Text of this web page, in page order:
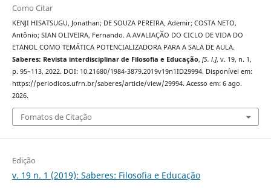
Como Citar
KENJI HISATSUGU, Jonathan; DE SOUZA PEREIRA, Ademir; COSTA NETO,
Antônio; SIAN OLIVEIRA, Fernando. A AVALIAÇÃO DO CICLO DE VIDA DO
ETANOL COMO TEMÁTICA POTENCIALIZADORA PARA A SALA DE AULA.
Saberes: Revista interdisciplinar de Filosofia e Educação, [S. l.], v. 19, n. 1,
p. 95–113, 2022. DOI: 10.21680/1984-3879.2019v19n1ID29994. Disponível em:
https://periodicos.ufrn.br/saberes/article/view/29994. Acesso em: 6 ago.
2026.
Fomatos de Citação
Edição
v. 19 n. 1 (2019): Saberes: Filosofia e Educação